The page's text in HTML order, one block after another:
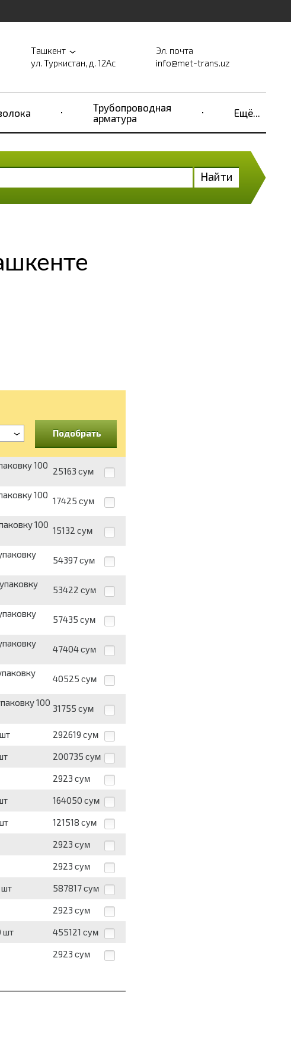
Ташкент
ул. Туркистан, д. 12Ас
Эл. почта
info@met-trans.uz
Трубопроводная
арматура
Ещё...
Найти
Подобрать
100
25163 сум
100
17425 сум
100
15132 сум
54397 сум
53422 сум
57435 сум
47404 сум
40525 сум
100
31755 сум
292619 сум
200735 сум
2923 сум
164050 сум
121518 сум
2923 сум
2923 сум
шт 587817 сум
2923 сум
шт 455121 сум
2923 сум